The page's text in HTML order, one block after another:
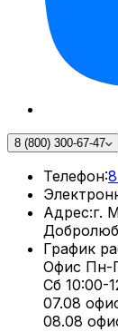
8 (800) 300-67-47
Телефон:
Адрес:г.
График
Офис Пн-
Сб 10:00-
07.08
08.08